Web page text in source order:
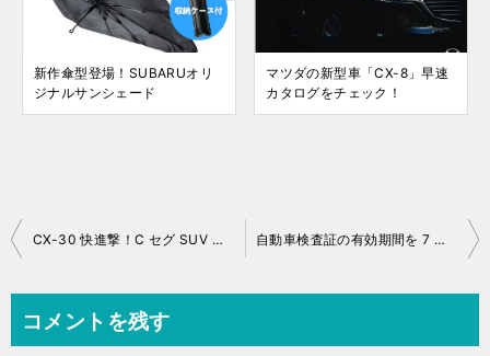
新作傘型登場！SUBARUオリ
ジナルサンシェード
マツダの新型車「CX-8」早速
カタログをチェック！
投
ビ
CX-30 快進撃！C セグ SUV の新車登録台数 自動車検査証の有効期間を 7 月 1 日まで伸長
コメントを残す